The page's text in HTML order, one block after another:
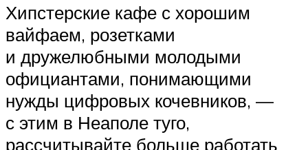
Хипстерские кафе с хорошим
вайфаем, розетками
и дружелюбными молодыми
официантами, понимающими
нужды цифровых кочевников, —
с этим в Неаполе туго,
рассчитывайте больше работать